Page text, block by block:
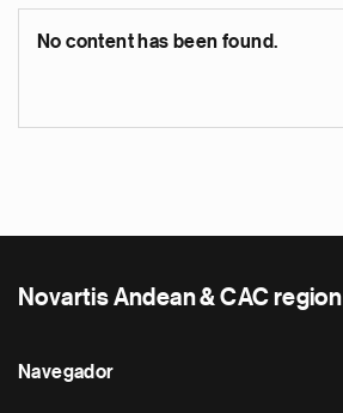
No content has been found.
Novartis Andean & CAC region
Navegador